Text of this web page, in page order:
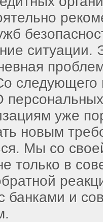
ситуации.
следующего
уже
новым
Мы со
только в
банками и